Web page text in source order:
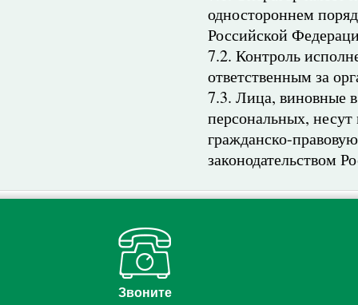
одностороннем
Российской
7.2. Контроль
ответственным за
7.3. Лица, виновные
персональных,
гражданско-
законодательством
Звоните